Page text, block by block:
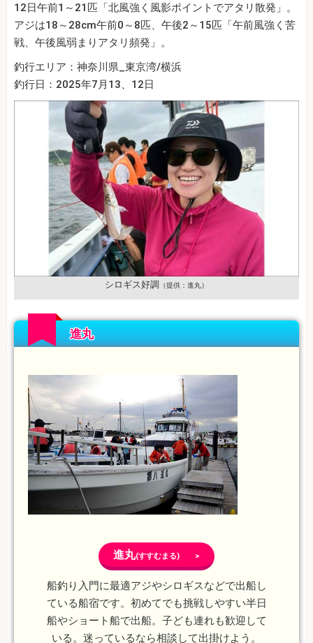
12日午前1～21匹「北風強く風影ポイントでアタリ散発」。
アジは18～28cm午前0～8匹、午後2～15匹「午前風強く苦
戦、午後風弱まりアタリ頻発」。
釣行エリア：神奈川県_東京湾/横浜
釣行日：2025年7月13、12日
シロギス好調 （提供：進丸）
進丸
進丸(すすむまる) >
船釣り入門に最適アジやシロギスなどで出船し
ている船宿です。初めてでも挑戦しやすい半日
船やショート船で出船。子ども連れも歓迎して
いる。迷っているなら相談して出掛けよう。